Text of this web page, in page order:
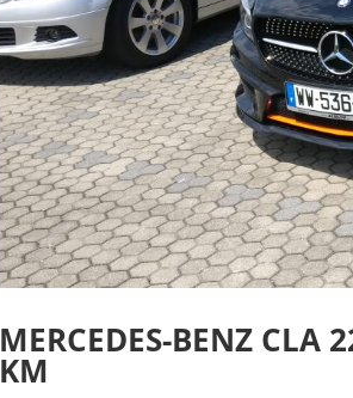
MERCEDES-BENZ CLA
KM